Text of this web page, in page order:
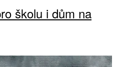
školu i dům na